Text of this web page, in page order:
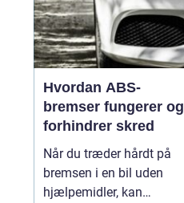
Hvordan ABS-
bremser fungerer og
forhindrer skred
Når du træder hårdt på
bremsen i en bil uden
hjælpemidler, kan